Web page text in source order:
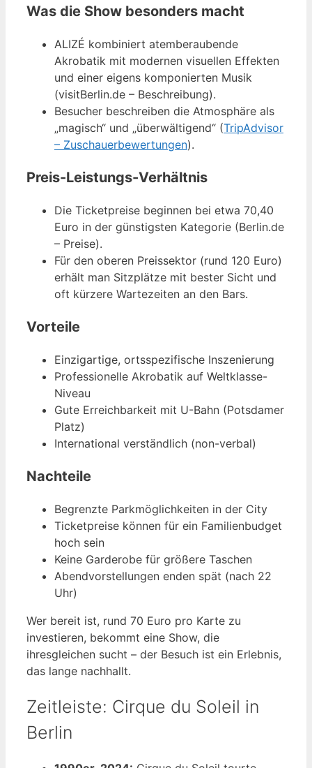
Was die Show besonders macht
ALIZÉ kombiniert atemberaubende
Akrobatik mit modernen visuellen Effekten
und einer eigens komponierten Musik
(visitBerlin.de – Beschreibung).
Besucher beschreiben die Atmosphäre als
„magisch“ und „überwältigend“ (TripAdvisor
– Zuschauerbewertungen).
Preis-Leistungs-Verhältnis
Die Ticketpreise beginnen bei etwa 70,40
Euro in der günstigsten Kategorie (Berlin.de
– Preise).
Für den oberen Preissektor (rund 120 Euro)
erhält man Sitzplätze mit bester Sicht und
oft kürzere Wartezeiten an den Bars.
Vorteile
Einzigartige, ortsspezifische Inszenierung
Professionelle Akrobatik auf Weltklasse-
Niveau
Gute Erreichbarkeit mit U-Bahn (Potsdamer
Platz)
International verständlich (non-verbal)
Nachteile
Begrenzte Parkmöglichkeiten in der City
Ticketpreise können für ein Familienbudget
hoch sein
Keine Garderobe für größere Taschen
Abendvorstellungen enden spät (nach 22
Uhr)
Wer bereit ist, rund 70 Euro pro Karte zu
investieren, bekommt eine Show, die
ihresgleichen sucht – der Besuch ist ein Erlebnis,
das lange nachhallt.
Zeitleiste: Cirque du Soleil in
Berlin